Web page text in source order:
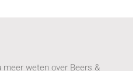
weten over Beers &